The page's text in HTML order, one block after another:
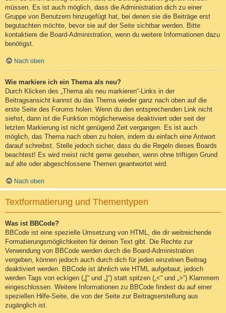
müssen. Es ist auch möglich, dass die Administration dich zu einer
Gruppe von Benutzern hinzugefügt hat, bei denen sie die Beiträge erst
begutachten möchte, bevor sie auf der Seite sichtbar werden. Bitte
kontaktiere die Board-Administration, wenn du weitere Informationen dazu
benötigst.
Nach oben
Wie markiere ich ein Thema als neu?
Durch Klicken des „Thema als neu markieren“-Links in der
Beitragsansicht kannst du das Thema wieder ganz nach oben auf die
erste Seite des Forums holen. Wenn du den entsprechenden Link nicht
siehst, dann ist die Funktion möglicherweise deaktiviert oder seit der
letzten Markierung ist nicht genügend Zeit vergangen. Es ist auch
möglich, das Thema nach oben zu holen, indem du einfach eine Antwort
darauf schreibst. Stelle jedoch sicher, dass du die Regeln dieses Boards
beachtest! Es wird meist nicht gerne gesehen, wenn ohne triftigen Grund
auf alte oder abgeschlossene Themen geantwortet wird.
Nach oben
Textformatierung und Thementypen
Was ist BBCode?
BBCode ist eine spezielle Umsetzung von HTML, die dir weitreichende
Formatierungsmöglichkeiten für deinen Text gibt. Die Rechte zur
Verwendung von BBCode werden durch die Board-Administration
vergeben, können jedoch auch durch dich für jeden einzelnen Beitrag
deaktiviert werden. BBCode ist ähnlich wie HTML aufgebaut, jedoch
werden Tags von eckigen („[“ und „]“) statt spitzen („<“ und „>“) Klammern
eingeschlossen. Weitere Informationen zu BBCode findest du auf einer
speziellen Hilfe-Seite, die von der Seite zur Beitragserstellung aus
zugänglich ist.